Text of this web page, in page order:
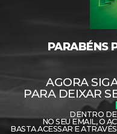
PARABÉNS
AGORA
PARA DEIXAR
DENTRO
NO SEU EMAIL, O
BASTA ACESSAR E